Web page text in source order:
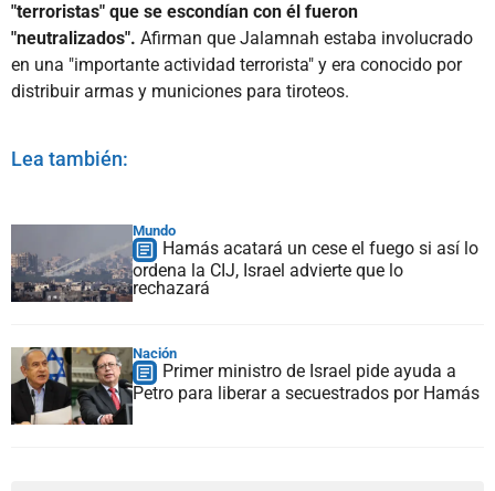
"terroristas" que se escondían con él fueron
"neutralizados". Afirman que Jalamnah estaba involucrado
en una "importante actividad terrorista" y era conocido por
distribuir armas y municiones para tiroteos.
Lea también:
Mundo
Hamás acatará un cese el fuego si así lo
ordena la CIJ, Israel advierte que lo
rechazará
Nación
Primer ministro de Israel pide ayuda a
Petro para liberar a secuestrados por Hamás